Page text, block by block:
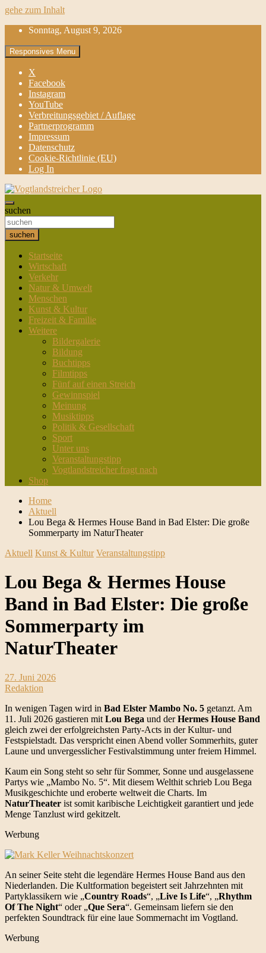
gehe zum Inhalt
Sonntag, August 9, 2026
Responsives Menu
X
Facebook
Instagram
YouTube
Verbreitungsgebiet / Auflage
Partnerprogramm
Impressum
Datenschutz
Cookie-Richtlinie (EU)
Log In
Vogtlandstreicher
aktuell & mittendrin
suchen
suchen
Startseite
Wirtschaft
Verkehr
Natur & Umwelt
Menschen
Kunst & Kultur
Freizeit & Familie
Weitere
Bildergalerie
Bildung
Buchtipps
Filmtipps
Fünf auf einen Streich
Gewinnspiel
Meinung
Musiktipps
Politik & Gesellschaft
Sport
Unter uns
Veranstaltungstipp
Vogtlandstreicher fragt nach
Shop
Home
Aktuell
Lou Bega & Hermes House Band in Bad Elster: Die große
Sommerparty im NaturTheater
Aktuell Kunst & Kultur Veranstaltungstipp
Lou Bega & Hermes House
Band in Bad Elster: Die große
Sommerparty im
NaturTheater
27. Juni 2026
Redaktion
In wenigen Tagen wird in Bad Elster Mambo No. 5 getanzt. Am
11. Juli 2026 gastieren mit Lou Bega und derHermes House Band
gleich zwei der erfolgreichsten Party-Acts in der Kultur- und
Festspielstadt. Das verspricht einen Abend voller Sommerhits, guter
Laune und unvergesslicher Festivalstimmung unter freiem Himmel.
Kaum ein Song steht so sehr für Sommer, Sonne und ausgelassene
Partys wie „Mambo No. 5“. Mit diesem Welthit schrieb Lou Bega
Musikgeschichte und eroberte weltweit die Charts. Im
NaturTheater ist somit karibische Leichtigkeit garantiert und jede
Menge Tanzlust wird gekitzelt.
Werbung
An seiner Seite steht die legendäre Hermes House Band aus den
Niederlanden. Die Kultformation begeistert seit Jahrzehnten mit
Partyklassikern wie „Country Roads“, „Live Is Life“, „Rhythm
Of The Night“ oder „Que Sera“. Gemeinsam liefern sie den
perfekten Soundtrack für eine laue Sommernacht im Vogtland.
Werbung